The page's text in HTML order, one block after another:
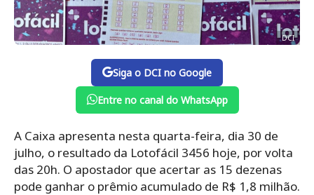
DCI
Siga o DCI no Google
Entre no canal do WhatsApp
A Caixa apresenta nesta quarta-feira, dia 30 de
julho, o resultado da Lotofácil 3456 hoje, por volta
das 20h. O apostador que acertar as 15 dezenas
pode ganhar o prêmio acumulado de R$ 1,8 milhão.